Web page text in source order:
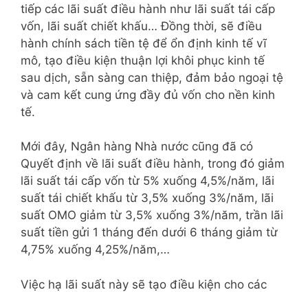
tiếp các lãi suất điều hành như lãi suất tái cấp
vốn, lãi suất chiết khấu… Đồng thời, sẽ điều
hành chính sách tiền tệ để ổn định kinh tế vĩ
mô, tạo điều kiện thuận lợi khôi phục kinh tế
sau dịch, sẵn sàng can thiệp, đảm bảo ngoại tệ
và cam kết cung ứng đầy đủ vốn cho nền kinh
tế.
Mới đây, Ngân hàng Nhà nước cũng đã có
Quyết định về lãi suất điều hành, trong đó giảm
lãi suất tái cấp vốn từ 5% xuống 4,5%/năm, lãi
suất tái chiết khấu từ 3,5% xuống 3%/năm, lãi
suất OMO giảm từ 3,5% xuống 3%/năm, trần lãi
suất tiền gửi 1 tháng đến dưới 6 tháng giảm từ
4,75% xuống 4,25%/năm,…
Việc hạ lãi suất này sẽ tạo điều kiện cho các